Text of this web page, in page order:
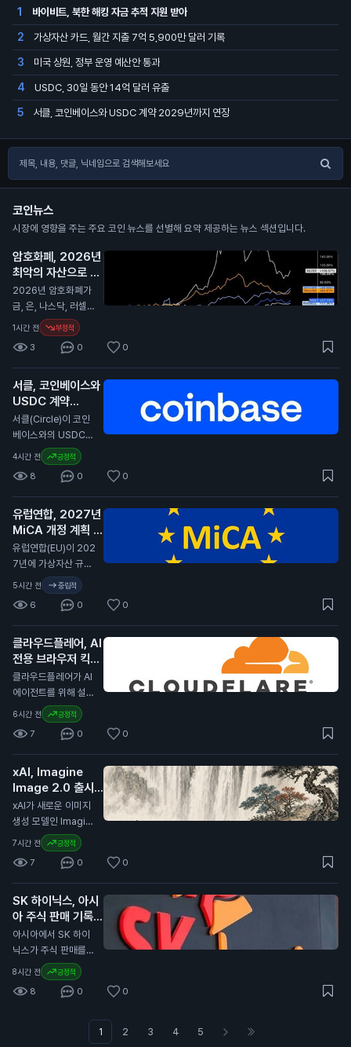
1 바이비트, 북한 해킹 자금 추적 지원 받아
2 가상자산 카드, 월간 지출 7억 5,900만 달러 기록
3 미국 상원, 정부 운영 예산안 통과
4 USDC, 30일 동안 14억 달러 유출
5 서클, 코인베이스와 USDC 계약 2029년까지 연장
코인뉴스
시장에 영향을 주는 주요 코인 뉴스를 선별해 요약 제공하는 뉴스 섹션입니다.
암호화폐, 2026년
최악의 자산으로 평
가
N
2026년 암호화폐가
금, 은, 나스닥, 러셀 2
000과 비교해 최악
의 성과를 보였습니
다. 이 보고서는 암호
화폐가 다른 자산에
비해 큰 손실을 겪었
다고 전합니다. 특히,
경제 상황이 어려워지
면서 암호화폐의 투자
매력이 줄어들고 있습
니다. 전문가들은 암
호화폐의 변동성이 커
진 이유로 경제 불안
정을 지적하고 있습니
다. 일반 투자자에게
이 소식은 암호화폐
투자에 대한 신뢰가
미합니다. 이는 향후
암호화폐 가격에 부정
있습니다.
1시간 전 부정적
3 0 0
서클, 코인베이스와
USDC 계약
2029년까지 연장
N
서클(Circle)이 코인
베이스와의 USDC
스테이블코인 계약을
2029년까지 연장했
습니다. 이번 계약 연
장은 서클이 코인베이
스 플랫폼에서 USD
C의 중심 역할을 계속
유지할 수 있게 합니
다. 서클은 분기 배당
금을 포기하고, 제품
개발과 성장 기회에
재투자하기로 결정했
습니다. 서클은 지난
분기 동안 7억 1천만
달러(약 9천 5백억
원)의 수익을 기록했
습니다. 이는 전년 대
니다. USDC의 유통
량은 전년 대비 19%
러(약 99조 원)에 달
했습니다. 코인베이스
는 이 유통량의 약 3
0%를 보유하고 있습
니다. 이번 계약 연장
은 일반 투자자에게
중요한 의미를 가집니
는 만큼, 향후 USDC
의 안정성과 유통량
증가가 기대됩니다.
이는 투자자들의 자산
가치에도 긍정적인 영
향을 미칠 수 있습니
4시간 전 긍정적
8 0 0
유럽연합, 2027년
MiCA 개정 계획 발
표
N
유럽연합(EU)이 202
7년에 가상자산 규제
법안인 MiCA(가상자
산 시장 규제)를 개정
할 계획이라고 발표했
습니다. 이 개정안은
비EU 국가의 가상자
산 발행자, 스테이블
코인, 토큰화된 결제
방식을 다룰 예정입니
다. MiCA는 유럽 내
가상자산 시장의 규제
를 강화하기 위해 제
정된 법안입니다. 이
번 개정은 글로벌 가
상자산 시장의 변화에
대응하기 위한 것으
로, 특히 유럽 외부의
발행자와 관련된 규제
를 포함합니다. 이는
유럽 내 가상자산 사
높이기 위한 노력으로
해석됩니다. 이번 발
표는 일반 투자자에게
중요합니다. 유럽의
규제가 강화되면 스테
이블코인과 같은 가상
자산의 사용에 영향을
라서 투자자들은 이러
5시간 전 중립적
6 0 0
클라우드플레어, AI
전용 브라우저 킥서
프 출시
N
클라우드플레어가 AI
에이전트를 위해 설계
된 브라우저 킥서프(K
itesurf)를 출시했습
니다. 이 브라우저는
클라우드플레어의 서
버리스 플랫폼인 워커
스(Workers) 위에서
작동합니다. 킥서프는
현재 베타 버전으로
무료로 제공됩니다.
클라우드플레어는 킥
서프를 단 12주 만에
개발했습니다. 이 브
라우저는 AI 에이전트
가 웹을 더 효율적으
로 탐색하도록 돕습니
다. 기존의 크롬 브라
파워를 사용하여 비용
을 절감할 수 있습니
프를 사용해 웹사이트
6시간 전 긍정적
7 0 0
xAI, Imagine
Image 2.0 출시
발표
N
xAI가 새로운 이미지
생성 모델인 Imagin
e Image 2.0을 출시
했습니다. 이 모델은
Grok 웹사이트와 iO
S 및 Android 앱에서
사용할 수 있습니다.
사용자는 보다 정밀한
이미지 편집과 템플릿
기능을 이용할 수 있
습니다. Imagine Im
age 2.0은 디자인,
사진, 일러스트레이션
델은 텍스트를 이미지
7시간 전 긍정적
7 0 0
SK 하이닉스, 아시
아 주식 판매 기록
경신 주도
N
아시아에서 SK 하이
닉스가 주식 판매를
이끌며 7월에 830억
달러(약 11조 1,000억
원) 이상의 자금을 모
8시간 전 긍정적
8 0 0
1 2 3 4 5